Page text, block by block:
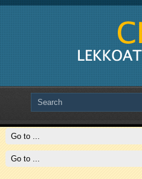
Slide # 3
Czytaj więcej